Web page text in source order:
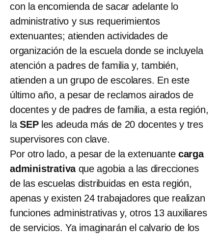
con la encomienda de sacar adelante lo
administrativo y sus requerimientos
extenuantes; atienden actividades de
organización de la escuela donde se incluyela
atención a padres de familia y, también,
atienden a un grupo de escolares. En este
último año, a pesar de reclamos airados de
docentes y de padres de familia, a esta región,
la SEPles adeuda más de 20 docentes y tres
supervisores con clave.
Por otro lado, a pesar de la extenuantecarga
administrativaque agobia a las direcciones
de las escuelas distribuidas en esta región,
apenas y existen 24 trabajadores que realizan
funciones administrativas y, otros 13 auxiliares
de servicios. Ya imaginarán el calvario de los